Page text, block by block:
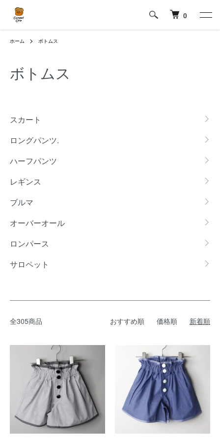
0
ホーム ボトムス
ボトムス
スカート
ロングパンツ.
ハーフパンツ
レギンス
ブルマ
オーバーオール
ロンパース
サロペット
全305商品 おすすめ順 価格順 新着順